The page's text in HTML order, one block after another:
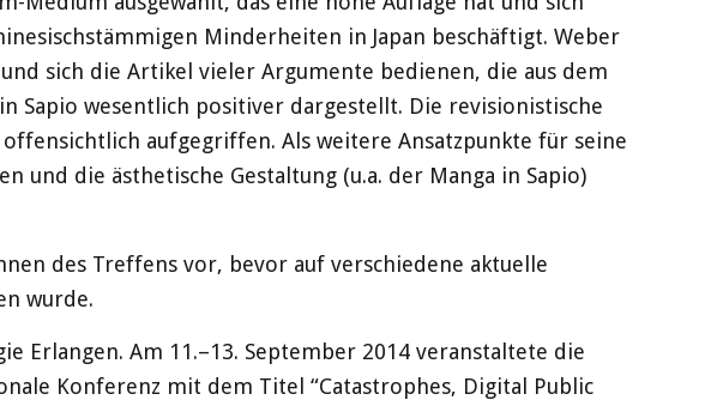
Minderheiten in Japan beschäftigt. Weber
sich die Artikel vieler Argumente bedienen, die aus dem
Sapio wesentlich positiver dargestellt. Die revisionistische
aufgegriffen. Als weitere Ansatzpunkte für seine
und die ästhetische Gestaltung (u.a. der Manga in Sapio)
des Treffens vor, bevor auf verschiedene aktuelle
wurde.
Erlangen. Am 11.–13. September 2014 veranstaltete die
Konferenz mit dem Titel “Catastrophes, Digital Public